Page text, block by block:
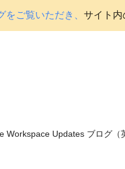
ご覧いただき、 サイト内
Updates ブログ（